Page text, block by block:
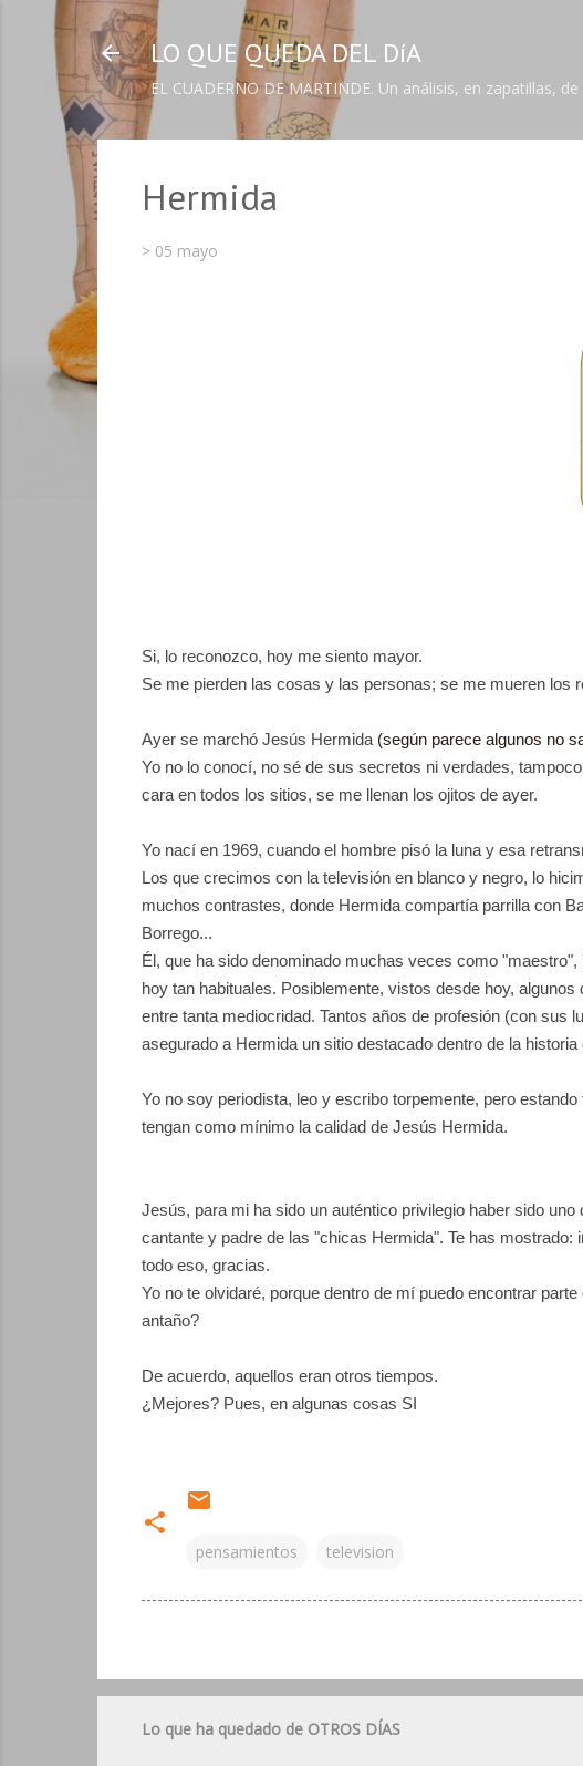
LO QUE QUEDA DEL DíA
EL CUADERNO DE MARTINDE. Un análisis, en zapatillas,
Hermida
> 05 mayo
Si, lo reconozco, hoy me siento mayor.
Se me pierden las cosas y las personas; se me mueren los
Ayer se marchó Jesús Hermida (según parece algunos no
Yo no lo conocí, no sé de sus secretos ni verdades,
cara en todos los sitios, se me llenan los ojitos de ayer.
Yo nací en 1969, cuando el hombre pisó la luna y esa
Los que crecimos con la televisión en blanco y negro, lo
muchos contrastes, donde Hermida compartía parrilla con
Borrego...
Él, que ha sido denominado muchas veces como
hoy tan habituales. Posiblemente, vistos desde hoy,
entre tanta mediocridad. Tantos años de profesión (con sus
asegurado a Hermida un sitio destacado dentro de la
Yo no soy periodista, leo y escribo torpemente, pero
tengan como mínimo la calidad de Jesús Hermida.
Jesús, para mi ha sido un auténtico privilegio haber sido uno
cantante y padre de las "chicas Hermida". Te has
todo eso, gracias.
Yo no te olvidaré, porque dentro de mí puedo encontrar
antaño?
De acuerdo, aquellos eran otros tiempos.
¿Mejores? Pues, en algunas cosas SI
pensamientos television
Lo que ha quedado de OTROS DÍAS